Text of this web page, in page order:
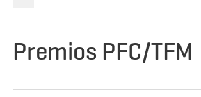
Premios PFC/TFM